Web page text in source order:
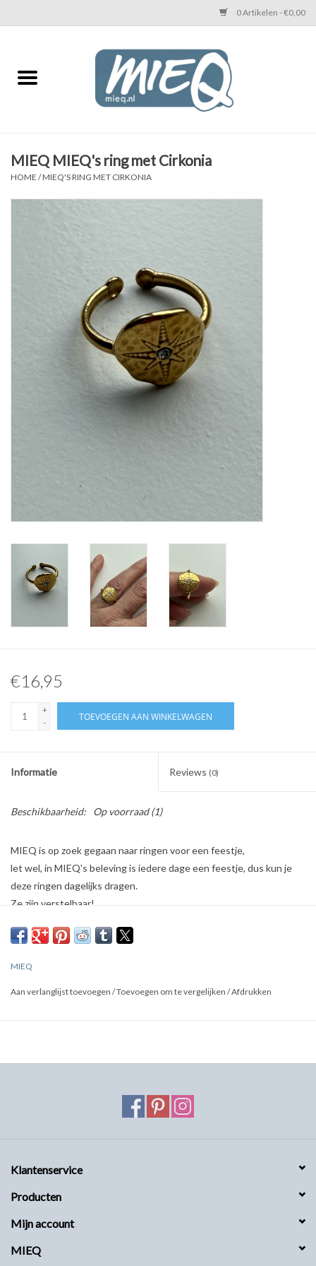
0 Artikelen - €0,00
Home
Love You Armband
Never Enough Armbanden
MIEQ was een tijdje verdwenen
Armbanden MIEQ
HOME
MIEQ MIEQ's ring met Cirkonia
HOME /MIEQ'S RING MET CIRKONIA
€16,95
+
-
TOEVOEGEN AAN WINKELWAGEN
Informatie Reviews (0)
Beschikbaarheid: Op voorraad(1)
MIEQ is op zoek gegaan naar ringen voor een feestje,
let wel, in MIEQ's beleving is iedere dage een feestje, dus kun je
deze ringen dagelijks dragen.
Ze zijn verstelbaar!
Let wel, gemiddelde maat, past om de meeste handen....
MIEQ
Aan verlanglijst toevoegen /Toevoegen om te vergelijken /Afdrukken
Klantenservice
Producten
Mijn account
MIEQ